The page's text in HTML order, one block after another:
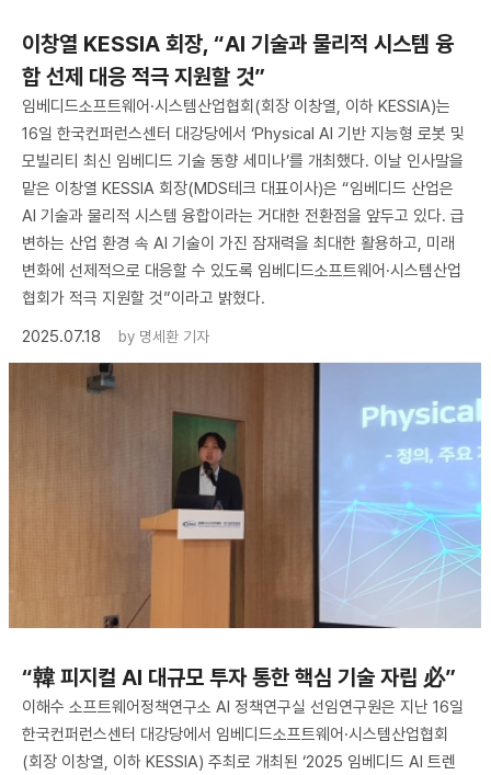
이창열 KESSIA 회장, “AI 기술과 물리적 시스템 융
합 선제 대응 적극 지원할 것”
임베디드소프트웨어·시스템산업협회(회장 이창열, 이하 KESSIA)는
16일 한국컨퍼런스센터 대강당에서 ‘Physical AI 기반 지능형 로봇 및
모빌리티 최신 임베디드 기술 동향 세미나’를 개최했다. 이날 인사말을
맡은 이창열 KESSIA 회장(MDS테크 대표이사)은 “임베디드 산업은
AI 기술과 물리적 시스템 융합이라는 거대한 전환점을 앞두고 있다. 급
변하는 산업 환경 속 AI 기술이 가진 잠재력을 최대한 활용하고, 미래
변화에 선제적으로 대응할 수 있도록 임베디드소프트웨어·시스템산업
협회가 적극 지원할 것”이라고 밝혔다.
2025.07.18
by 명세환 기자
“韓 피지컬 AI 대규모 투자 통한 핵심 기술 자립 必”
이해수 소프트웨어정책연구소 AI 정책연구실 선임연구원은 지난 16일
한국컨퍼런스센터 대강당에서 임베디드소프트웨어·시스템산업협회
(회장 이창열, 이하 KESSIA) 주최로 개최된 ‘2025 임베디드 AI 트렌